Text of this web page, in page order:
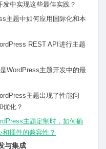
中实现这些最佳实践？
主题中如何应⽤国际化和本
REST API进⾏主题
WordPress主题开发中的最
主题出现了性能问
优化？
主题定制时，如何确
插件的兼容性？
与集成